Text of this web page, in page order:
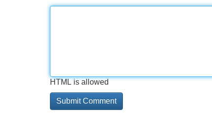
HTML is allowed